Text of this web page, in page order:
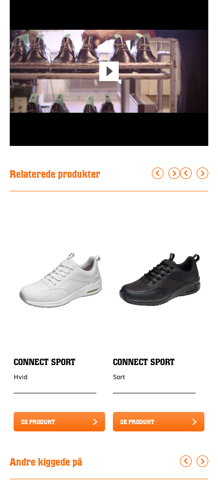
Relaterede produkter
CONNECT SPORT
Hvid
SE PRODUKT
CONNECT SPORT
Sort
SE PRODUKT
Andre kiggede på